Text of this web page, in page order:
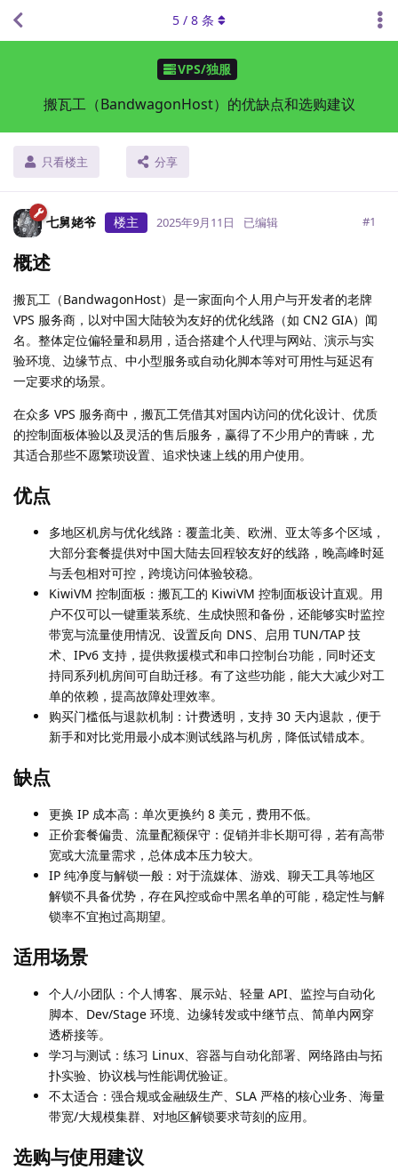
VPS/独服
搬瓦工（BandwagonHost）的优缺点和选购建议
只看楼主 分享
5 / 8 条
七舅姥爷 楼主 2025年9月11日 已编辑 #1
概述
搬瓦工（BandwagonHost）是一家面向个人用户与开发者的老牌
VPS 服务商，以对中国大陆较为友好的优化线路（如 CN2 GIA）闻
名。整体定位偏轻量和易用，适合搭建个人代理与网站、演示与实
验环境、边缘节点、中小型服务或自动化脚本等对可用性与延迟有
一定要求的场景。
在众多 VPS 服务商中，搬瓦工凭借其对国内访问的优化设计、优质
的控制面板体验以及灵活的售后服务，赢得了不少用户的青睐，尤
其适合那些不愿繁琐设置、追求快速上线的用户使用。
优点
多地区机房与优化线路：覆盖北美、欧洲、亚太等多个区域，
大部分套餐提供对中国大陆去回程较友好的线路，晚高峰时延
与丢包相对可控，跨境访问体验较稳。
KiwiVM 控制面板：搬瓦工的 KiwiVM 控制面板设计直观。用
户不仅可以一键重装系统、生成快照和备份，还能够实时监控
带宽与流量使用情况、设置反向 DNS、启用 TUN/TAP 技
术、IPv6 支持，提供救援模式和串口控制台功能，同时还支
持同系列机房间可自助迁移。有了这些功能，能大大减少对工
单的依赖，提高故障处理效率。
购买门槛低与退款机制：计费透明，支持 30 天内退款，便于
新手和对比党用最小成本测试线路与机房，降低试错成本。
缺点
更换 IP 成本高：单次更换约 8 美元，费用不低。
正价套餐偏贵、流量配额保守：促销并非长期可得，若有高带
宽或大流量需求，总体成本压力较大。
IP 纯净度与解锁一般：对于流媒体、游戏、聊天工具等地区
解锁不具备优势，存在风控或命中黑名单的可能，稳定性与解
锁率不宜抱过高期望。
适用场景
个人/小团队：个人博客、展示站、轻量 API、监控与自动化
脚本、Dev/Stage 环境、边缘转发或中继节点、简单内网穿
透桥接等。
学习与测试：练习 Linux、容器与自动化部署、网络路由与拓
扑实验、协议栈与性能调优验证。
不太适合：强合规或金融级生产、SLA 严格的核心业务、海量
带宽/大规模集群、对地区解锁要求苛刻的应用。
选购与使用建议